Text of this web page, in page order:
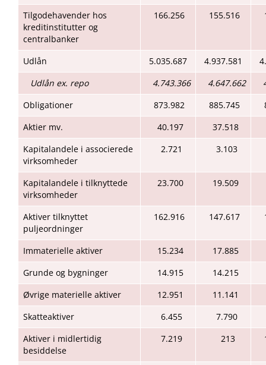
Tilgodehavender hos
kreditinstitutter og
centralbanker
166.256 155.516
Udlån 5.035.687 4.937.581
Udlån ex. repo
4.743.366 4.647.662
Obligationer
873.982 885.745
Aktier mv.
40.197 37.518
Kapitalandele i associerede
virksomheder
2.721 3.103
Kapitalandele i tilknyttede
virksomheder
23.700 19.509
Aktiver tilknyttet
puljeordninger
162.916 147.617
Immaterielle aktiver 15.234 17.885
Grunde og bygninger
14.915 14.215
Øvrige materielle aktiver
12.951 11.141
Skatteaktiver
6.455 7.790
Aktiver i midlertidig
besiddelse
7.219 213